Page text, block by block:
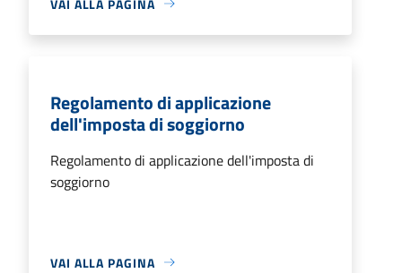
Regolamento di applicazione
dell'imposta di soggiorno
Regolamento di applicazione dell'imposta di
soggiorno
VAI ALLA PAGINA